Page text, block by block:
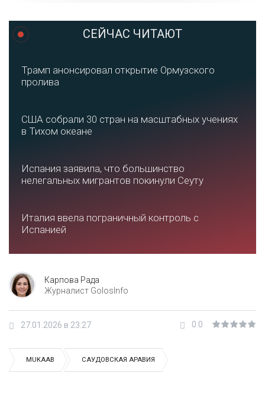
СЕЙЧАС ЧИТАЮТ
Трамп анонсировал открытие Ормузского
пролива
США собрали 30 стран на масштабных учениях
в Тихом океане
Испания заявила, что большинство
нелегальных мигрантов покинули Сеуту
Италия ввела пограничный контроль с
Испанией
Карпова Рада
Журналист GolosInfo
27.01.2026 в 23:27 0.0
MUKAAB САУДОВСКАЯ АРАВИЯ